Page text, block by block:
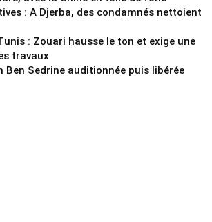
: A Djerba, des condamnés nettoient
: Zouari hausse le ton et exige une
travaux
Ben Sedrine auditionnée puis libérée